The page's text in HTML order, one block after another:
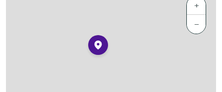
+
−